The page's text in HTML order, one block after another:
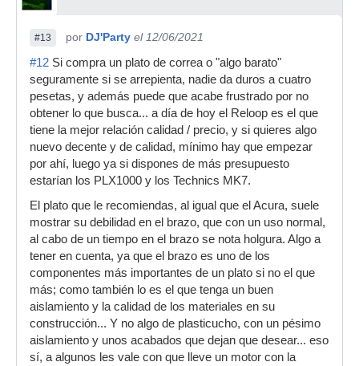
#13 por DJ'Party el 12/06/2021
#12 Si compra un plato de correa o "algo barato"
seguramente si se arrepienta, nadie da duros a cuatro
pesetas, y además puede que acabe frustrado por no
obtener lo que busca... a día de hoy el Reloop es el que
tiene la mejor relación calidad / precio, y si quieres algo
nuevo decente y de calidad, mínimo hay que empezar
por ahí, luego ya si dispones de más presupuesto
estarían los PLX1000 y los Technics MK7.
El plato que le recomiendas, al igual que el Acura, suele
mostrar su debilidad en el brazo, que con un uso normal,
al cabo de un tiempo en el brazo se nota holgura. Algo a
tener en cuenta, ya que el brazo es uno de los
componentes más importantes de un plato si no el que
más; como también lo es el que tenga un buen
aislamiento y la calidad de los materiales en su
construcción... Y no algo de plasticucho, con un pésimo
aislamiento y unos acabados que dejan que desear... eso
sí, a algunos les vale con que lleve un motor con la